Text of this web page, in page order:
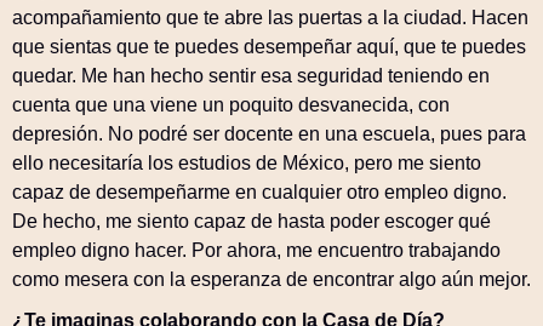
acompañamiento que te abre las puertas a la ciudad. Hacen
que sientas que te puedes desempeñar aquí, que te puedes
quedar. Me han hecho sentir esa seguridad teniendo en
cuenta que una viene un poquito desvanecida, con
depresión. No podré ser docente en una escuela, pues para
ello necesitaría los estudios de México, pero me siento
capaz de desempeñarme en cualquier otro empleo digno.
De hecho, me siento capaz de hasta poder escoger qué
empleo digno hacer. Por ahora, me encuentro trabajando
como mesera con la esperanza de encontrar algo aún mejor.
¿Te imaginas colaborando con la Casa de Día?